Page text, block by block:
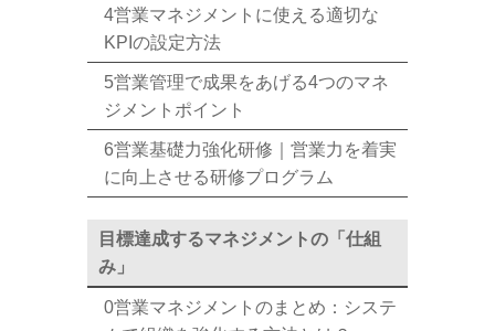
4営業マネジメントに使える適切な
KPIの設定方法
5営業管理で成果をあげる4つのマネ
ジメントポイント
6営業基礎力強化研修｜営業力を着実
に向上させる研修プログラム
目標達成するマネジメントの「仕組
み」
0営業マネジメントのまとめ：システ